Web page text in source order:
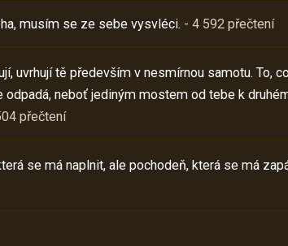
musím se ze sebe vysvléci. - 4 592 přečtení
uvrhují tě především v nesmírnou samotu. To,
odpadá, neboť jediným mostem od tebe k
přečtení
se má naplnit, ale pochodeň, která se má